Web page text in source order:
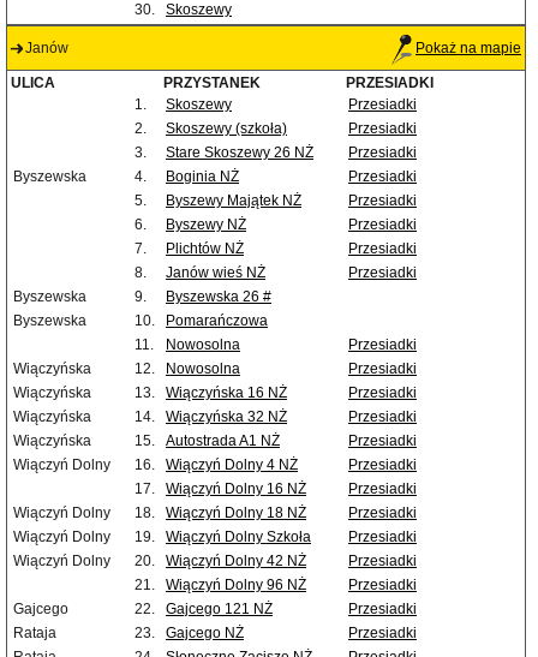
30.
Skoszewy
Janów Pokaż na mapie
ULICA PRZYSTANEK
PRZESIADKI
1.
Skoszewy
Przesiadki
2.
Skoszewy (szkoła)
Przesiadki
3.
Stare Skoszewy 26 NŻ
Przesiadki
Byszewska
4. Boginia NŻ
Przesiadki
5.
Byszewy Majątek NŻ
Przesiadki
6.
Byszewy NŻ
Przesiadki
7.
Plichtów NŻ
Przesiadki
8.
Janów wieś NŻ
Przesiadki
Byszewska
9.
Byszewska 26 #
Byszewska
10.
Pomarańczowa
11.
Nowosolna
Przesiadki
Wiączyńska
12. Nowosolna
Przesiadki
Wiączyńska
13. Wiączyńska 16 NŻ
Przesiadki
Wiączyńska
14. Wiączyńska 32 NŻ
Przesiadki
Wiączyńska
15. Autostrada A1 NŻ
Przesiadki
Wiączyń Dolny
16. Wiączyń Dolny 4 NŻ
Przesiadki
17.
Wiączyń Dolny 16 NŻ
Przesiadki
Wiączyń Dolny
18. Wiączyń Dolny 18 NŻ
Przesiadki
Wiączyń Dolny
19. Wiączyń Dolny Szkoła
Przesiadki
Wiączyń Dolny
20. Wiączyń Dolny 42 NŻ
Przesiadki
21.
Wiączyń Dolny 96 NŻ
Przesiadki
Gajcego
22. Gajcego 121 NŻ
Przesiadki
Rataja
23. Gajcego NŻ
Przesiadki